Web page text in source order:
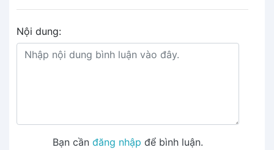
Nội dung:
Bạn cần đăng nhập để bình luận.